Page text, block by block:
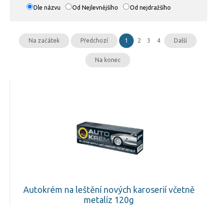
Dle názvu Od Nejlevnějšího Od nejdražšího
Na začátek Předchozí 1 2 3 4 Další
Na konec
Autokrém na leštění nových karoserií včetně
metalíz 120g